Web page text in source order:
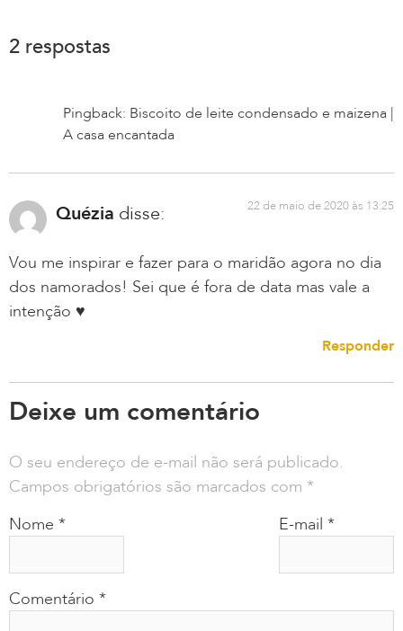
2 respostas
Pingback: Biscoito de leite condensado e maizena |
A casa encantada
Quézia disse: 22 de maio de 2020 às 13:25
Vou me inspirar e fazer para o maridão agora no dia
dos namorados! Sei que é fora de data mas vale a
intenção ♥
Responder
Deixe um comentário
O seu endereço de e-mail não será publicado.
Campos obrigatórios são marcados com *
Comentário *
Nome * E-mail *